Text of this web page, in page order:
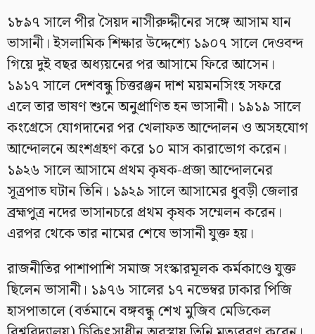
১৮৯৭ সালে পীর সৈয়দ নাসীরুদ্দীনের সঙ্গে আসাম যান
ভাসানী। ইসলামিক শিক্ষার উদ্দেশ্যে ১৯০৭ সালে দেওবন্দ
গিয়ে দুই বছর অধ্যয়নের পর আসামে ফিরে আসেন।
১৯১৭ সালে দেশবন্ধু চিত্তরঞ্জন দাশ ময়মনসিংহ সফরে
এলে তার ভাষণ শুনে অনুপ্রাণিত হন ভাসানী। ১৯১৯ সালে
কংগ্রেসে যোগদানের পর খেলাফত আন্দোলন ও অসহযোগ
আন্দোলনে অংশগ্রহণ করে ১০ মাস কারাভোগ করেন।
১৯২৬ সালে আসামে প্রথম কৃষক-প্রজা আন্দোলনের
সূত্রপাত ঘটান তিনি। ১৯২৯ সালে আসামের ধুবড়ী জেলার
ব্রহ্মপুত্র নদের ভাসানচরে প্রথম কৃষক সম্মেলন করেন।
এরপর থেকে তার নামের শেষে ভাসানী যুক্ত হয়।
রাজনীতির পাশাপাশি সমাজ সংস্কারমূলক কর্মকাণ্ডে যুক্ত
ছিলেন ভাসানী। ১৯৭৬ সালের ১৭ নভেম্বর ঢাকার পিজি
হাসপাতালে (বর্তমানে বঙ্গবন্ধু শেখ মুজিব মেডিকেল